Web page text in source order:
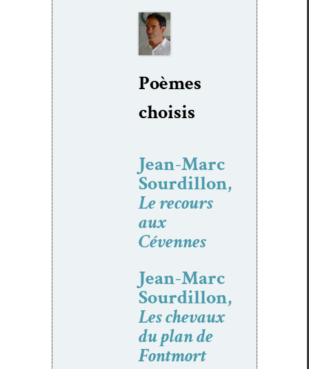
Poèmes
choi­sis
Jean-Marc
Sourdillon,
Le recours
aux
Cévennes
Jean-Marc
Sourdillon,
Les chevaux
du plan de
Fontmort